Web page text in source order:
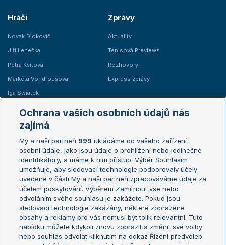
Hráči
Novak Djokovič
Jiří Lehečka
Petra Kvitová
Markéta Vondroušová
Iga Swiatek
Zprávy
Aktuality
Tenisová Previews
Rozhovory
Express zprávy
Žebříčky
Žebříček ATP (muži)
Žebříček WTA (ženy)
Sázkařský žebříček
Australian Open
French Open
Wimbledon
US Open
Turnaj mistrů
Turnaj mistryň
Aktualní trendy
Ochrana vašich osobních údajů nás
zajímá
My a naši partneři 999 ukládáme do vašeho zařízení
osobní údaje, jako jsou údaje o prohlížení nebo jedinečné
identifikátory, a máme k nim přístup. Výběr Souhlasím
umožňuje, aby sledovací technologie podporovaly účely
uvedené v části My a naši partneři zpracováváme údaje za
účelem poskytování. Výběrem Zamítnout vše nebo
odvoláním svého souhlasu je zakážete. Pokud jsou
sledovací technologie zakázány, některé zobrazené
obsahy a reklamy pro vás nemusí být tolik relevantní. Tuto
nabídku můžete kdykoli znovu zobrazit a změnit své volby
nebo souhlas odvolat kliknutím na odkaz Řízení předvoleb